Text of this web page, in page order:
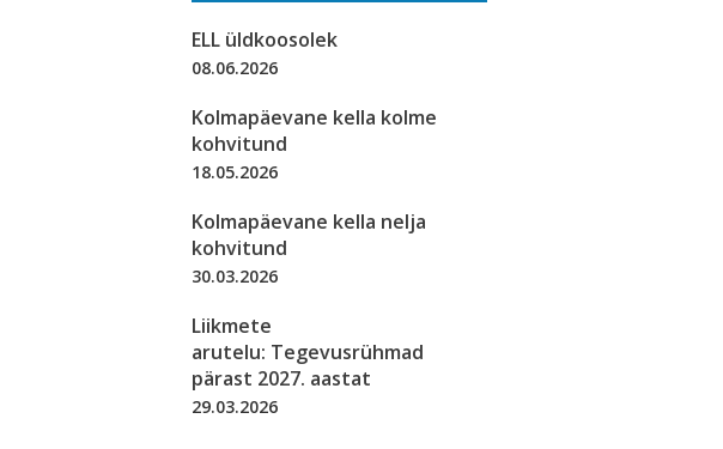
ELL üldkoosolek
08.06.2026
Kolmapäevane kella kolme
kohvitund
18.05.2026
Kolmapäevane kella nelja
kohvitund
30.03.2026
Liikmete
arutelu: Tegevusrühmad
pärast 2027. aastat
29.03.2026